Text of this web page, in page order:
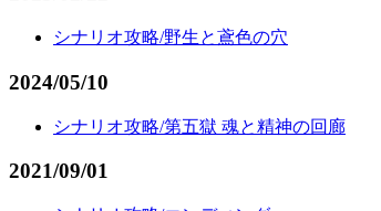
シナリオ攻略/野生と鳶色の穴
2024/05/10
シナリオ攻略/第五獄 魂と精神の回廊
2021/09/01